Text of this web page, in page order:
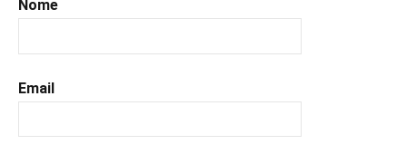
Nome
Email